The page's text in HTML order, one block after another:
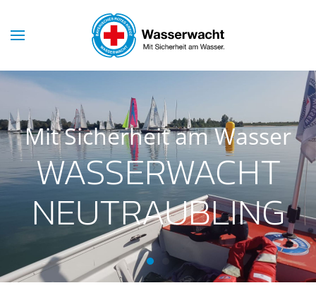
Mit Sicherheit am Wasser
WASSERWACHT
NEUTRAUBLING
Wasserwacht Neutraubling
Wasserwacht